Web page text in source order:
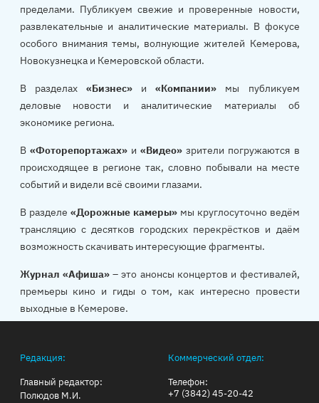
пределами. Публикуем свежие и проверенные новости,
развлекательные и аналитические материалы. В фокусе
особого внимания темы, волнующие жителей Кемерова,
Новокузнецка и Кемеровской области.
В разделах «Бизнес»и«Компании» мы публикуем
деловые новости и аналитические материалы об
экономике региона.
В «Фоторепортажах»и«Видео» зрители погружаются в
происходящее в регионе так, словно побывали на месте
событий и видели всё своими глазами.
В разделе «Дорожные камеры»мы круглосуточно ведём
трансляцию с десятков городских перекрёстков и даём
возможность скачивать интересующие фрагменты.
Журнал «Афиша»– это анонсы концертов и фестивалей,
премьеры кино и гиды о том, как интересно провести
выходные в Кемерове.
Редакция:
Главный редактор:
Полюдов М.И.
Коммерческий отдел:
Телефон:
+7 (3842) 45-20-42